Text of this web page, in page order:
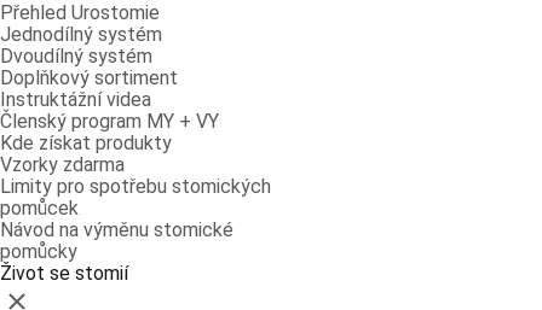
Přehled Urostomie
Jednodílný systém
Dvoudílný systém
Doplňkový sortiment
Instruktážní videa
Členský program MY + VY
Kde získat produkty
Vzorky zdarma
Limity pro spotřebu stomických
pomůcek
Návod na výměnu stomické
pomůcky
Život se stomií
Zavřít